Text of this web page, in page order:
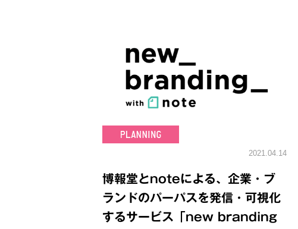
2021.04.14
博報堂とnoteによる、企業・ブ
ランドのパーパスを発信・可視化
するサービス「new branding